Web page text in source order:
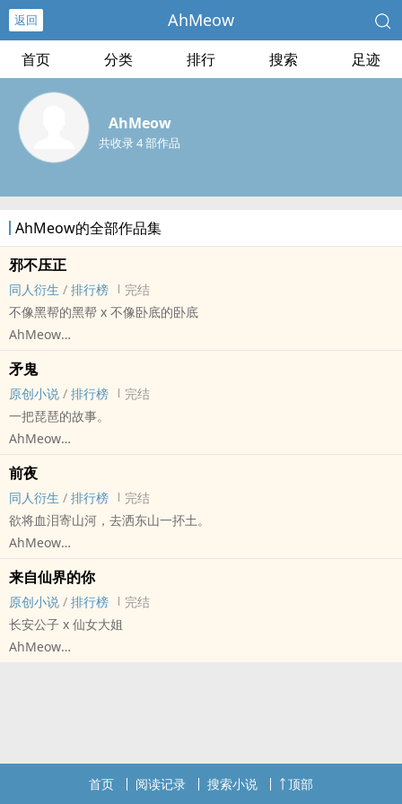
返回 AhMeow
首页 分类 排行 搜索 足迹
AhMeow
共收录 4 部作品
AhMeow的全部作品集
邪不压正
同人衍生 / 排行榜
完结
不像黑帮的黑帮 x 不像卧底的卧底
AhMeow
悬疑 - 刑侦 - 互攻
一次过标注下所有已出场/待出场的角色出处：
许涟（「第十二秒」）
安萍（「人民警察」）
张嘉超（「孩子回国了」）
乔兰（「心理罪」）
曲婷（「兔子暴力」）
杨淑俊（「南方车站的聚会」）
陈曼（「庭外」）
宋雅美（「断·桥」）
#演员万茜作品乱炖
#对以上作品不熟悉也不妨碍本文阅读
矛鬼
原创小说 / 排行榜
完结
一把琵琶的故事。
AhMeow
原创小说 - 古代 - GL - 短篇
完结
前夜
同人衍生 / 排行榜
完结
欲将血泪寄山河，去洒东山一抔土。
AhMeow
正剧 - 民国 - AU
田丹（「新世界」）
周沪萍（「铁血淞沪」）
苏雅露（「潜伏者」）
来自仙界的你
原创小说 / 排行榜
完结
长安公子 x 仙女大姐
AhMeow
首页 阅读记录 搜索小说 顶部